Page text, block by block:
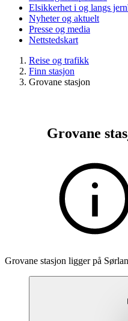
Elsikkerhet i og langs
Nyheter og aktuelt
Presse og media
Nettstedskart
Reise og trafikk
Finn stasjon
Grovane stasjon
Grovane
Grovane stasjon ligger på